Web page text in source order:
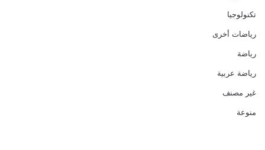
تكنولوجيا
رياضات أخرى
رياضة
رياضة عربية
غير مصنف
منوعة